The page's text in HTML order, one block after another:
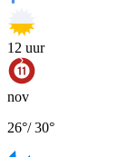
12 uur
nov
26°/30°